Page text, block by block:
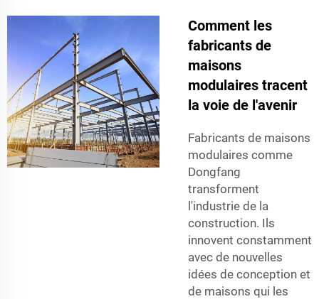
Comment les
fabricants de
maisons
modulaires tracent
la voie de l'avenir
Fabricants de maisons
modulaires comme
Dongfang
transforment
l'industrie de la
construction. Ils
innovent constamment
avec de nouvelles
idées de conception et
de maisons qui les